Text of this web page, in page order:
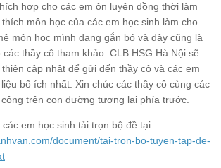
hợp cho các em ôn luyện đồng thời làm
môn học của các em học sinh làm cho
môn học mình đang gắn bó và đây cũng là
thầy cô tham khảo. CLB HSG Hà Nội sẽ
cập nhật để gửi đến thầy cô và các em
bổ ích nhất. Xin chúc các thầy cô cùng các
trên con đường tương lai phía trước.
em học sinh tải trọn bộ đề tại
document/tai-tron-bo-tuyen-tap-de-